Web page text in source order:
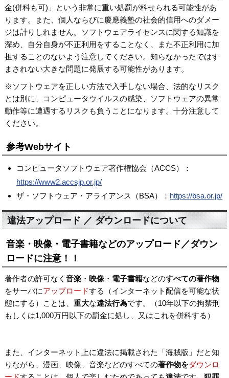
金(併科も可)」という非常に重い処罰が科せられる可能性があ
ります。また、個人ならびに慶應義塾の社会的信用へのダメー
ジは計りしれません。ソフトウェアライセンスに関する知識を
深め、自分自身が不正利用をすることなく、また不正利用に加
担することのないよう注意してください。知らなかったではす
まされない大きな問題に発展する可能性があります。
※ソフトウェアを正しい方法で入手しない場合、法的なリスク
とは別に、コンピュータウイルスの感染、ソフトウェアの異常
動作等に遭遇するリスクも負うことになります。十分注意して
ください。
参考Webサイト
コンピュータソフトウェア著作権協会（ACCS）：
https://www2.accsjp.or.jp/
ザ・ソフトウェア・アライアンス（BSA）： https://bsa.or.jp/
違法アップロード ／ ダウンロードについて
音楽・映像・電子書籍などのアップロード／ダウン
ロードに注意！！
著作者の許可なく音楽 ・ 映像 ・ 電子書籍などのすべての著作物
をサーバにアップロードする（インターネット配信を可能な状
態にする）ことは、重大な違法行為です。（10年以下の拘禁刑
もしくは1,000万円以下の罰金に処し、又はこれを併科する）
また、インターネット上に違法に掲載された「海賊版」だと知
りながら、漫画、映像、音楽などのすべての著作物をダウンロ